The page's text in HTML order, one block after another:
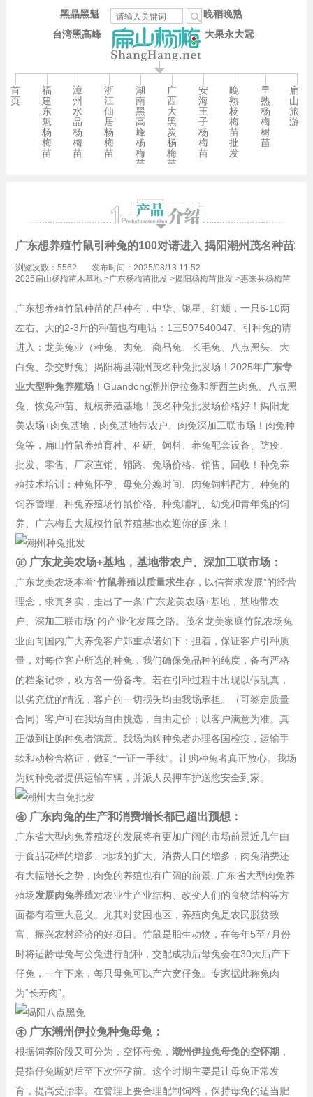
台湾黑高峰
晚稻晚熟
大果永大冠
黑晶黑魁
首
页
福
建
东
魁
杨
梅
苗
漳
州
水
晶
杨
梅
苗
浙
江
仙
居
杨
梅
苗
湖
南
黑
高
峰
杨
梅
苗
广
西
大
黑
炭
杨
梅
苗
安
海
王
子
杨
梅
苗
晚
熟
杨
梅
苗
批
发
早
熟
杨
梅
树
苗
扁
山
旅
游
广东想养殖竹鼠引种兔的100对请进入 揭阳潮州茂名种苗场
浏览次数：5562
发布时间：2025/08/13 11:52
2025扁山杨梅苗木基地>广东杨梅苗批发>揭阳杨梅苗批发>惠来县杨梅苗
广东想养殖竹鼠种苗的品种有，中华、银星、红颊，一只6-10两
左右、大的2-3斤的种苗也有电话：1三507540047、引种兔的请
进入：龙美兔业（种兔、肉兔、商品兔、长毛兔、八点黑头、大
白兔、杂交野兔）揭阳梅县潮州茂名种兔批发场！2025年广东专
业大型种兔养殖场！Guandong潮州伊拉兔和新西兰肉兔、八点黑
兔、恢兔种苗、规模养殖基地！茂名种兔批发场价格好！揭阳龙
美农场+肉兔基地，肉兔基地带农户、肉兔深加工联市场！肉兔种
兔等，扁山竹鼠养殖育种、科研、饲料、养兔配套设备、防疫、
批发、零售、厂家直销、销路、兔场价格、销售、回收！种兔养
殖技术培训：种兔怀孕、母兔分娩时间、肉兔饲料配方、种兔的
饲养管理、种兔养殖场竹鼠价格、种兔哺乳、幼兔和青年兔的饲
养、广东梅县大规模竹鼠养殖基地欢迎你的到来！
㊣ 广东龙美农场+基地，基地带农户、深加工联市场：
广东龙美农场本着“竹鼠养殖以质量求生存，以信誉求发展”的经营
理念，求真务实，走出了一条“广东龙美农场+基地，基地带农
户、深加工联市场”的产业化发展之路。茂名龙美家庭竹鼠农场兔
业面向国内广大养兔客户郑重承诺如下：担着，保证客户引种质
量，对每位客户所选的种兔，我们确保兔品种的纯度，备有严格
的档案记录，双方各一份备考。若在引种过程中出现以假乱真，
以劣充优的情况，客户的一切损失均由我场承担。（可签定质量
合同）客户可在我场自由挑选，自由定价；以客户满意为准。真
正做到让购种兔者满意。我场为购种兔者办理各国检疫，运输手
续和动检合格证，做到“一证一手续”。让购种兔者真正放心。我场
为购种兔者提供运输车辆，并派人员押车护送您安全到家。
㊎ 广东肉兔的生产和消费增长都已超出预想：
广东省大型肉兔养殖场的发展将有更加广阔的市场前景近几年由
于食品花样的增多、地域的扩大、消费人口的增多，肉兔消费还
有大幅增长之势，肉兔的养殖也有广阔的前景. 广东省大型肉兔养
殖场发展肉兔养殖对农业生产业结构、改变人们的食物结构等方
面都有着重大意义。尤其对贫困地区，养殖肉兔是农民脱贫致
富、振兴农村经济的好项目。竹鼠是胎生动物，在每年5至7月份
时将适龄母兔与公兔进行配种，交配成功后母兔会在30天后产下
仔兔，一年下来，每只母兔可以产六窝仔兔。专家据此称兔肉
为“长寿肉”。
㊍ 广东潮州伊拉兔种兔母兔：
根据饲养阶段又可分为，空怀母兔， 潮州伊拉兔母兔的空怀期 ，
是指仔兔断奶后至下次怀孕前。这个时期主要是让母免正常发
育，提高受胎率。在管理上要合理配制饲料，保持母免的适当肥